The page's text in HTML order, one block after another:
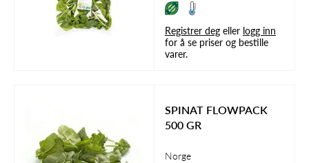
Registrer deg eller logg inn
for å se priser og bestille
varer.
SPINAT FLOWPACK
500 GR
Norge